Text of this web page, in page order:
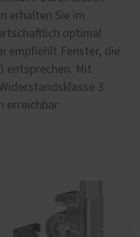
erhalten Sie im
optimal
empfiehlt Fenster, die
entsprechen. Mit
3
erreichbar